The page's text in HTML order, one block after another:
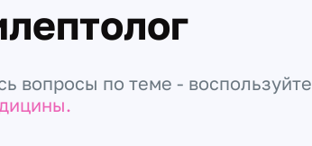
вопросы по теме -